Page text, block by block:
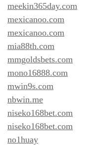
meekin365day.com
mexicanoo.com
mexicanoo.com
mia88th.com
mmgoldsbets.com
mono16888.com
mwin9s.com
nbwin.me
niseko168bet.com
niseko168bet.com
no1huay